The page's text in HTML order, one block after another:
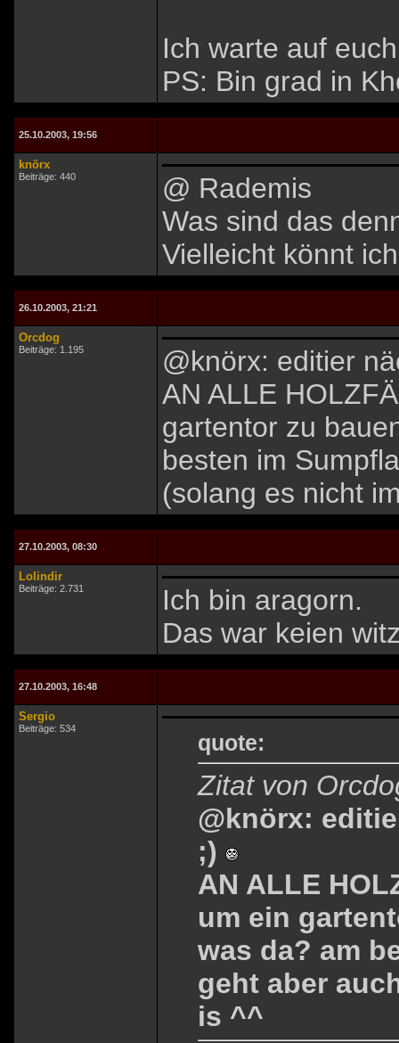
Ich warte auf
PS: Bin grad in
25.10.2003, 19:56
knörx
Beiträge: 440
@ Rademis
Was sind das
Vielleicht könnt
26.10.2003, 21:21
Orcdog
Beiträge: 1.195
@knörx: editier
AN ALLE
gartentor zu
besten im
(solang es nicht
27.10.2003, 08:30
Lolindir
Beiträge: 2.731
Ich bin aragorn.
Das war keien
27.10.2003, 16:48
Sergio
Beiträge: 534
quote:
Zitat von
@knörx:
;)
AN ALLE
um ein
was da? am
geht aber
is ^^